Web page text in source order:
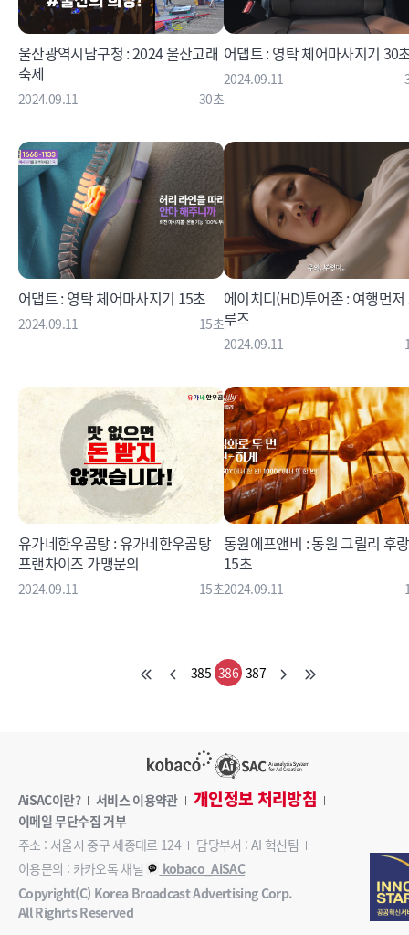
울산광역시남구청 : 2024 울산고래
축제
2024.09.11 30초
어댑트 : 영탁 체어마사지기 30
2024.09.11
어댑트 : 영탁 체어마사지기 15초
2024.09.11 15초
에이치디(HD)투어존 : 여행먼저
루즈
2024.09.11
유가네한우곰탕 : 유가네한우곰탕
프랜차이즈 가맹문의
2024.09.11 15초
동원에프앤비 : 동원 그릴리 후
15초
2024.09.11
385 386 387
AiSAC이란? 서비스 이용약관 개인정보 처리방침
이메일 무단수집 거부
주소 : 서울시 중구 세종대로 124
담당부서 : AI 혁신팀
이용문의 : 카카오톡 채널
kobaco_AiSAC
Copyright(C) Korea Broadcast Advertising Corp.
All Righrts Reserved